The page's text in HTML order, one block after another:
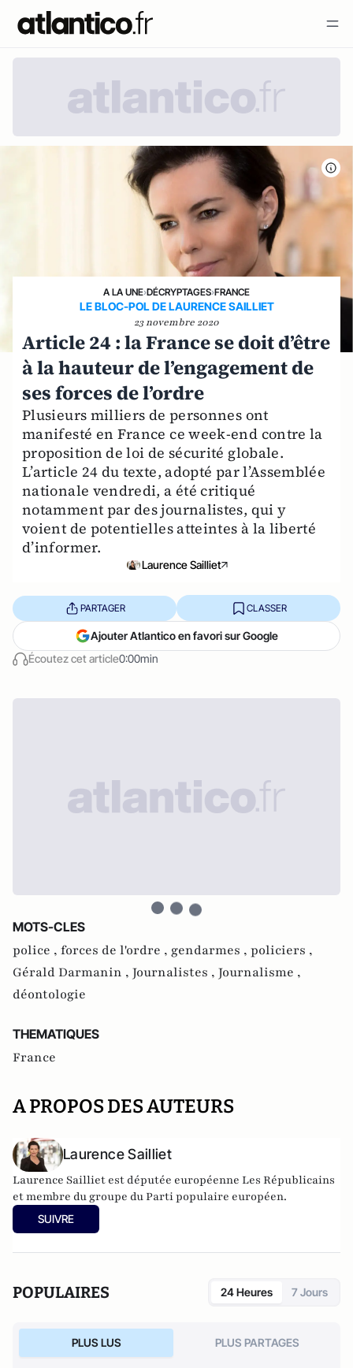
A LA UNE›DÉCRYPTAGES›FRANCE
LE BLOC-POL DE LAURENCE SAILLIET
23 novembre 2020
Article 24 : la France se doit d’être
à la hauteur de l’engagement de
ses forces de l’ordre
Plusieurs milliers de personnes ont
manifesté en France ce week-end contre la
proposition de loi de sécurité globale.
L’article 24 du texte, adopté par l’Assemblée
nationale vendredi, a été critiqué
notamment par des journalistes, qui y
voient de potentielles atteintes à la liberté
d’informer.
Laurence Sailliet
Écoutez cet article0:00min
PARTAGER CLASSER
Ajouter Atlantico en favori sur Google
MOTS-CLES
police , forces de l'ordre , gendarmes , policiers ,
Gérald Darmanin , Journalistes , Journalisme ,
déontologie
THEMATIQUES
France
A PROPOS DES AUTEURS
Laurence Sailliet
Laurence Sailliet est députée européenne Les Républicains
et membre du groupe du Parti populaire européen.
SUIVRE
POPULAIRES 24 Heures 7 Jours
PLUS LUS PLUS PARTAGES